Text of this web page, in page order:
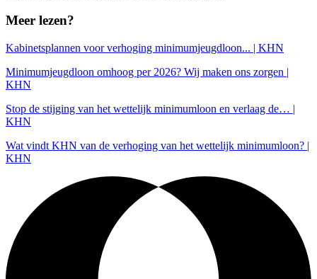
Meer lezen?
Kabinetsplannen voor verhoging minimumjeugdloon... | KHN
Minimumjeugdloon omhoog per 2026? Wij maken ons zorgen |
KHN
Stop de stijging van het wettelijk minimumloon en verlaag de… |
KHN
Wat vindt KHN van de verhoging van het wettelijk minimumloon? |
KHN